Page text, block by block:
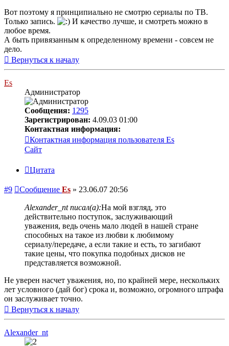
Вот поэтому я принципиально не смотрю сериалы по ТВ.
Только запись.
И качество лучше, и смотреть можно в
любое время.
А быть привязанным к определенному времени - совсем не
дело.
Вернуться к началу
Es
Администратор
Сообщения: 1295
Зарегистрирован: 4.09.03 01:00
Контактная информация:
Контактная информация пользователя Es
Сайт
Цитата
#9 Сообщение Es » 23.06.07 20:56
Alexander_nt писал(а):На мой взгляд, это
действительно поступок, заслуживающий
уважения, ведь очень мало людей в нашей стране
способных на такое из любви к любимому
сериалу/передаче, а если такие и есть, то загибают
такие цены, что покупка подобных дисков не
представляется возможной.
Не уверен насчет уважения, но, по крайней мере, нескольких
лет условного (дай бог) срока и, возможно, огромного штрафа
он заслуживает точно.
Вернуться к началу
Alexander_nt